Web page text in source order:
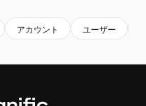
アカウント ユーザー